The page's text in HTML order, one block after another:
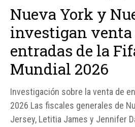
Nueva York y
investigan venta
entradas de la
Mundial 2026
Investigación sobre la venta de
2026 Las fiscales generales de
Jersey, Letitia James y Jennifer